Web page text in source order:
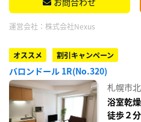
運営会社： 株式会社Nexus
オススメ 割引キャンペーン
バロンドール 1R(No.320)
札幌市
浴室乾
徒歩２